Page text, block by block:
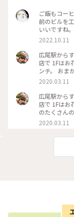
ご飯もコー
前のビルを
いいですね。
2022.10.11
広尾駅から
店で 1Fはお
ンチ。 おま
ルシー（*'∀'
付きです🥪
#わたしの
2020.03.11
広尾駅から
店で 1Fはお
のたくさん
た☺️ #レグ
ルヘン #わ
2020.03.11